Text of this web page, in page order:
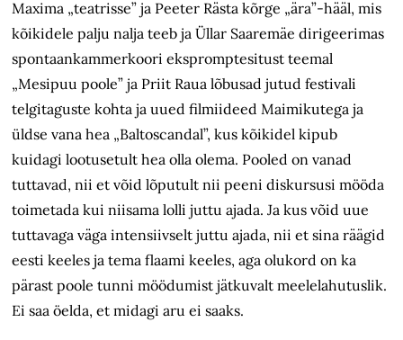
Maxima „teatrisse” ja Peeter Rästa kõrge „ära”-hääl, mis
kõikidele palju nalja teeb ja Üllar Saaremäe dirigeerimas
spontaankammerkoori ekspromptesitust teemal
„Mesipuu poole” ja Priit Raua lõbusad jutud festivali
telgitaguste kohta ja uued filmiideed Maimikutega ja
üldse vana hea „Baltoscandal”, kus kõikidel kipub
kuidagi lootusetult hea olla olema. Pooled on vanad
tuttavad, nii et võid lõputult nii peeni diskursusi mööda
toimetada kui niisama lolli juttu ajada. Ja kus võid uue
tuttavaga väga intensiivselt juttu ajada, nii et sina räägid
eesti keeles ja tema flaami keeles, aga olukord on ka
pärast poole tunni möödumist jätkuvalt meelelahutuslik.
Ei saa öelda, et midagi aru ei saaks.